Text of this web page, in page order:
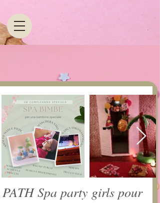
PATH Spa party girls pour